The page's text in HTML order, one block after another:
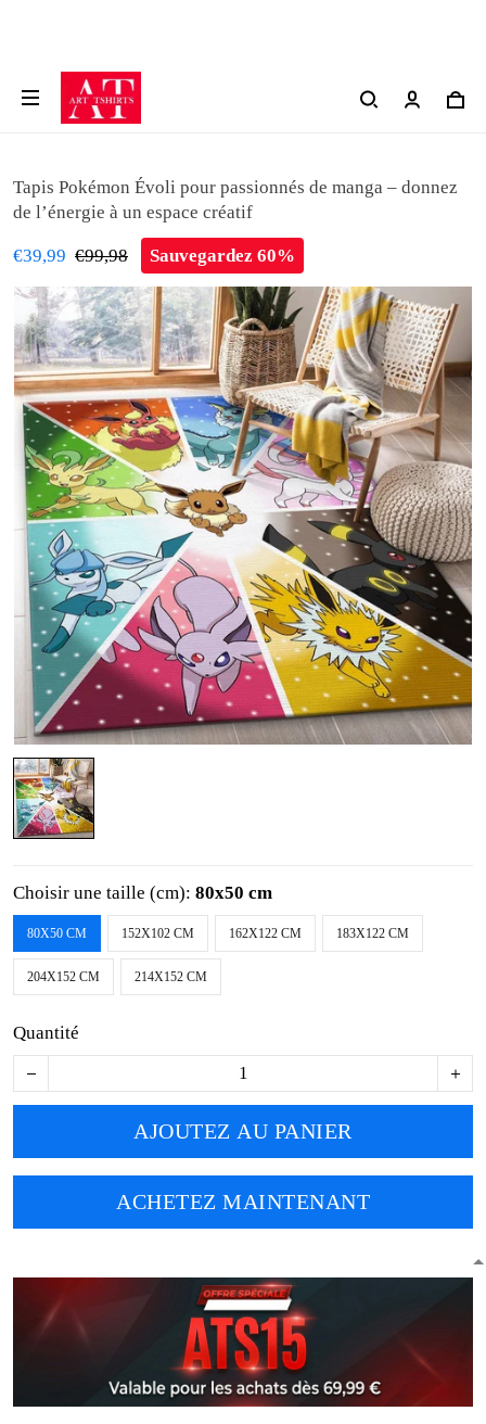
Tapis Pokémon Évoli pour passionnés de manga – donnez
€39,99 €99,98 Sauvegardez 60%
Choisir une taille (cm):
214X152 CM
Quantité
AJOUTEZ AU PANIER
ACHETEZ MAINTENANT